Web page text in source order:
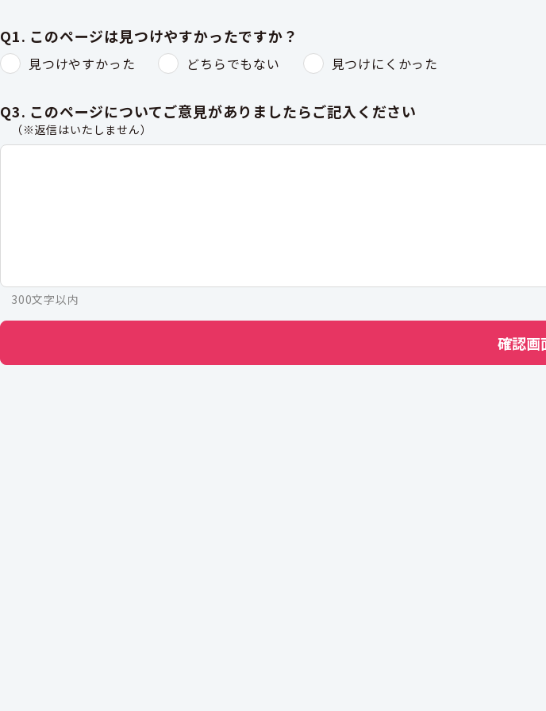
Q1. このページは見つけやすかったですか？
見つけやすかった どちらでもない 見つけにくかった
Q3. このページについてご意見がありましたらご記入ください
（※返信はいたしません）
300文字以内